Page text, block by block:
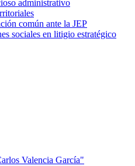
administrativo
común ante la JEP
sociales en litigio estratégico
Valencia García"